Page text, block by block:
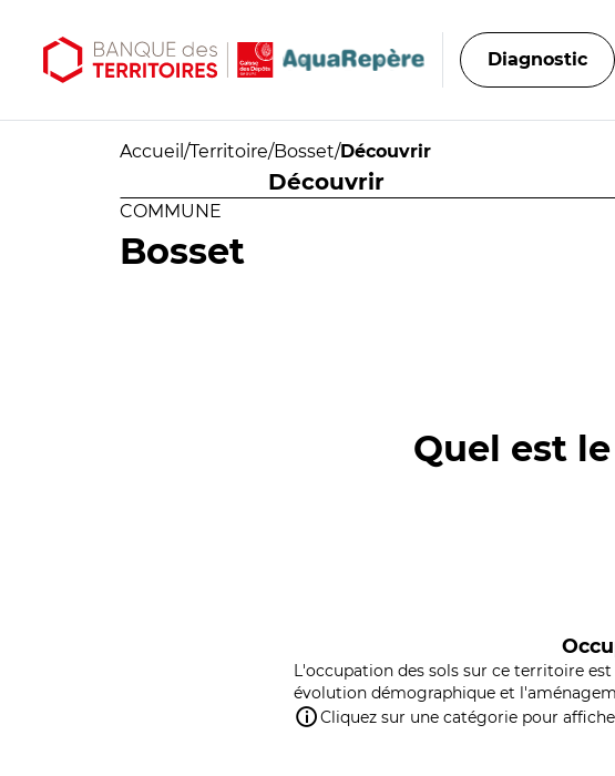
Diagnostic
Accueil /Territoire/Bosset/Découvrir
Découvrir
COMMUNE
Bosset
Quel est
L'occupation des sols sur ce territoire
évolution démographique et
Cliquez sur une catégorie pour